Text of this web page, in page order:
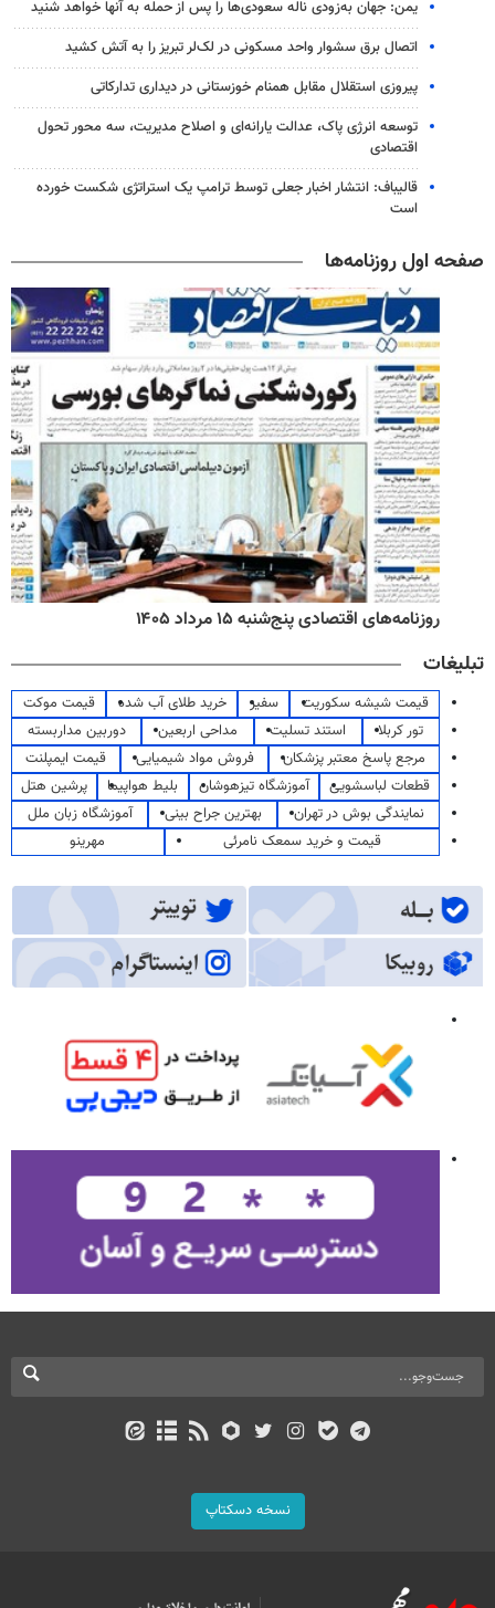
یمن: جهان به‌زودی ناله سعودی‌ها را پس از حمله به آنها خواهد شنید
اتصال برق سشوار واحد مسکونی در لک‌لر تبریز را به آتش کشید
پیروزی استقلال مقابل همنام خوزستانی در دیداری تدارکاتی
توسعه انرژی پاک، عدالت یارانه‌ای و اصلاح مدیریت، سه محور تحول
اقتصادی
قالیباف: انتشار اخبار جعلی توسط ترامپ یک استراتژی شکست خورده
است
صفحه اول روزنامه‌ها
روزنامه‌های اقتصادی پنج‌شنبه ۱۵ مرداد ۱۴۰۵
تبلیغات
قیمت شیشه سکوریت سفیر خرید طلای آب شده
قیمت موکت
تور کربلا
استند تسلیت مداحی اربعین
دوربین مداربسته
مرجع پاسخ معتبر پزشکان
فروش مواد شیمیایی
قیمت ایمپلنت
قطعات لباسشویی
آموزشگاه تیزهوشان بلیط هواپیما
پرشین هتل
نمایندگی بوش در تهران
بهترین جراح بینی
آموزشگاه زبان ملل
قیمت و خرید سمعک نامرئی
مهرینو
نسخه دسکتاپ